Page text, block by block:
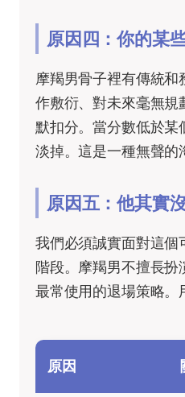
原因四：你的某
摩羯男骨子裡有傳統
作敷衍、對未來毫無規
默扣分。當分數低於某
淡掉。這是一種無聲的
原因五：他其實
我們必須誠實面對這個
階段。摩羯男不擅長
最常使用的退場策略。
原因